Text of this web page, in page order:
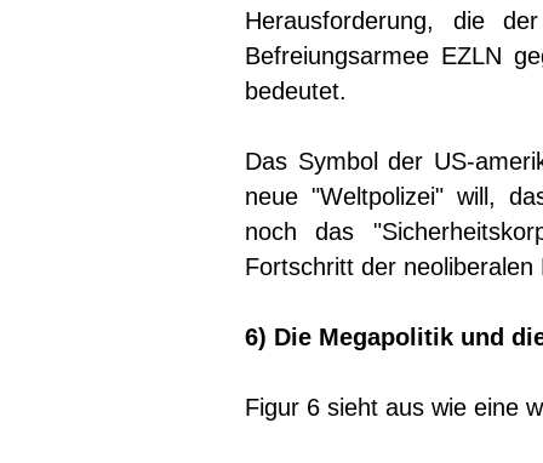
Herausforderung, die
Befreiungsarmee EZLN
bedeutet.
Das Symbol der US-
neue "Weltpolizei" will,
noch das
Fortschritt der
6) Die Megapolitik und
Figur 6 sieht aus wie eine